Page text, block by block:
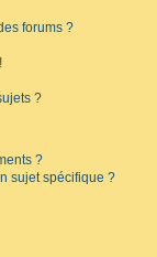
forums ?
?
?
sujet spécifique ?